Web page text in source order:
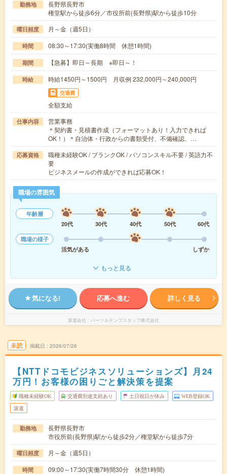
勤務地
長野県長野市
権堂駅から徒歩6分／市役所前(長野県)駅から徒歩10分
曜日頻度 月～金（週5日）
時間 08:30～17:30(実働8時間 休憩1時間)
期間 【急募】即日～長期 ※即日～！
時給 時給1450円～1500円 月収例 232,000円～240,000円
交通費
全額支給
仕事内容
営業事務
＊契約書・見積書作成（フォーマットあり！入力できれば
OK！）＊自治体・行政からの書類受付、不備確認、…
応募資格
職種未経験OK / ブランクOK / パソコンスキル不要 / 英語力不
要
ビジネスメールの作成ができれば応募OK！
職場の雰囲気
年齢層
20代
30代 40代 50代
60代
職場の様子
活気がある
しずか
もっと見る
気になる! 応募へ進む 詳しく見る
派遣会社 パーソルテンプスタッフ株式会社
未読 掲載日 2026/07/26
【NTTドコモビジネスソリューションズ】月24
万円！お客様の困りごと解決策を提案
職種未経験OK 交通費別途支給あり 土日祝日が休み WEB登録OK
派遣
勤務地
長野県長野市
市役所前(長野県)駅から徒歩2分／権堂駅から徒歩7分
曜日頻度 月～金（週5日）
時間 09:00～17:30(実働7時間30分 休憩1時間)